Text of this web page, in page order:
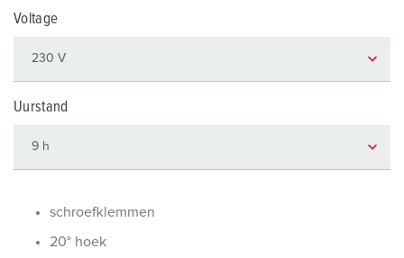
Voltage
Uurstand
schroefklemmen
20° hoek